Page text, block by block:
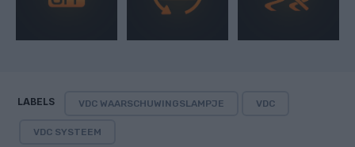
LABELS VDC WAARSCHUWINGSLAMPJE VDC
VDC SYSTEEM